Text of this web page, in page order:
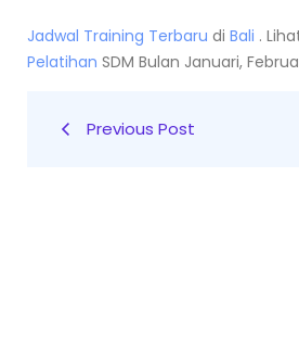
Jadwal Training Terbaru di Bali .
Pelatihan SDM Bulan Januari,
Previous Post